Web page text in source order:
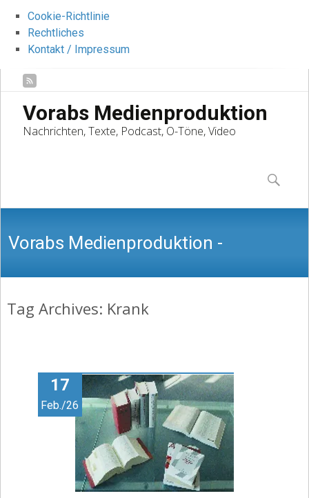
Cookie-Richtlinie
Rechtliches
Kontakt / Impressum
Vorabs Medienproduktion
Nachrichten, Texte, Podcast, O-Töne, Video
content
Suchen
nach:
Vorabs Medienproduktion -
Nachrichten, Texte, Podcast, O-Töne,
Video
Tag Archives: Krank
17
Feb./26